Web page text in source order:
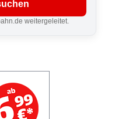
weitergeleitet.